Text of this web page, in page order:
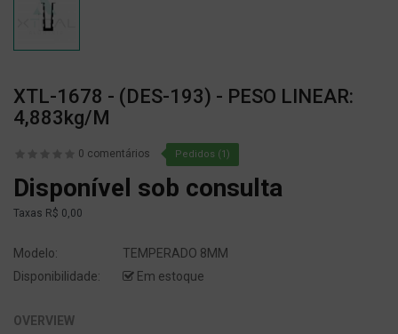
XTL-1678 - (DES-193) - PESO LINEAR:
4,883kg/m
0 comentários Pedidos (1)
Disponível sob consulta
Taxas R$ 0,00
Modelo:
TEMPERADO 8MM
Disponibilidade:
Em estoque
OVERVIEW